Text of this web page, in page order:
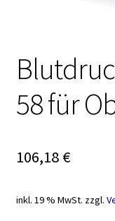
58 für
106,18 €
inkl. 19 % MwSt. zzgl.